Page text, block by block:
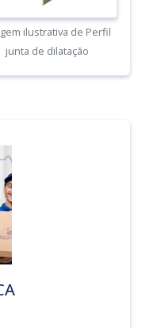
ilustrativa de Perfil
junta de dilatação